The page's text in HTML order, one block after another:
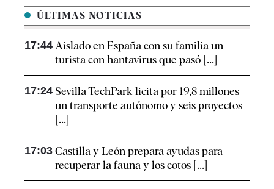
ÚLTIMAS NOTICIAS
17:44 Aislado en España con su familia un
turista con hantavirus que pasó [...]
17:24 Sevilla TechPark licita por 19,8 millones
un transporte autónomo y seis proyectos
[...]
17:03 Castilla y León prepara ayudas para
recuperar la fauna y los cotos [...]